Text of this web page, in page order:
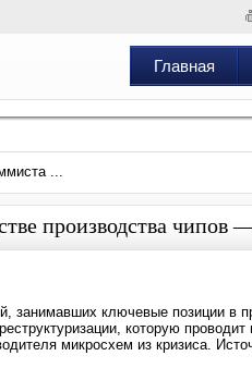
Главная
...
производства
занимавших ключевые позиции в
которую
микросхем из кризиса.